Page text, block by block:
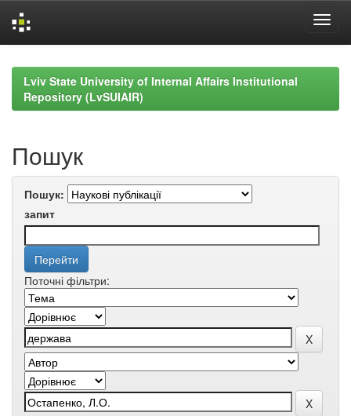
navigationLviv State University of Internal Affairs Institutional
Repository (LvSUIAIR)
Пошук
Пошук:
запит
Поточні фільтри: